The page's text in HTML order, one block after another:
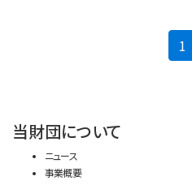
1
当財団について
ニュース
事業概要